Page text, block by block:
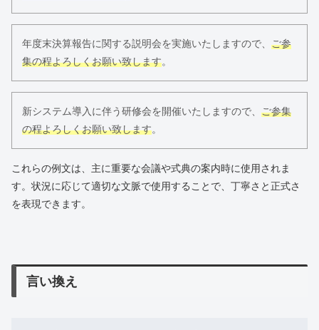
年度末決算報告に関する説明会を実施いたしますので、 ご参
集の程よろしくお願い致します。
新システム導入に伴う研修会を開催いたしますので、 ご参集
の程よろしくお願い致します。
これらの例文は、主に重要な会議や式典の案内時に使用されま
す。状況に応じて適切な文脈で使用することで、丁寧さと正式さ
を表現できます。
言い換え